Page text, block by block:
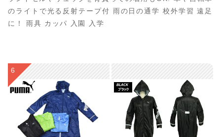
のライトで光る反射テープ付 雨の日の通学 校外学習 遠足
に！ 雨具 カッパ 入園 入学
6